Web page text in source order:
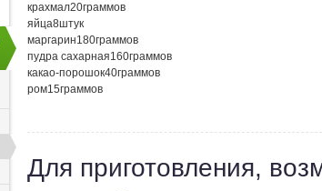
крахмал20граммов
яйца8штук
маргарин180граммов
пудра сахарная160граммов
какао-порошок40граммов
ром15граммов
Для приготовления,